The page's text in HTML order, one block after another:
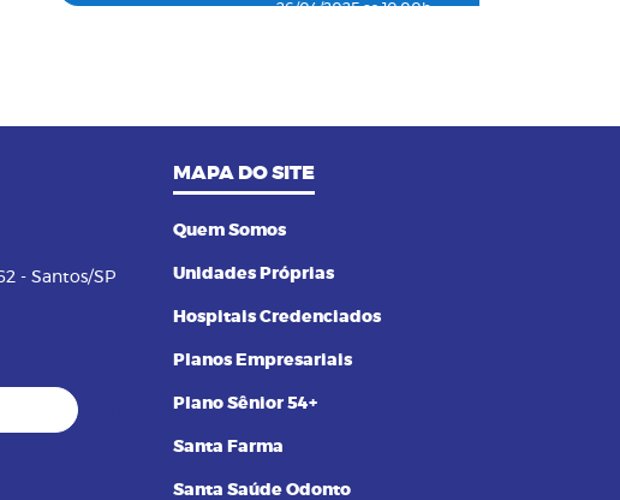
26/04/2025 as 10:00h
Entenda o por que a pressão 12
alta
24/11/2023 as 14:00h
Alimentos termogênicos: conheça
07
23/09/2023 as 14:00h
prática
- Santos/SP
MAPA DO SITE
Quem Somos
Unidades Próprias
Hospitais Credenciados
Planos Empresariais
Plano Sênior 54+
Santa Farma
Santa Saúde Odonto